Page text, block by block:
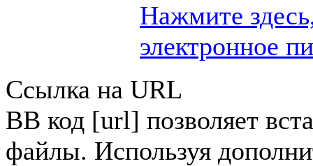
Нажмите
электронное
Ссылка на URL
BB код [url] позволяет
файлы. Используя